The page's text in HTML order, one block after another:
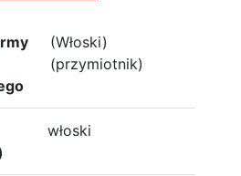
(Włoski)
(przymiotnik)
włoski